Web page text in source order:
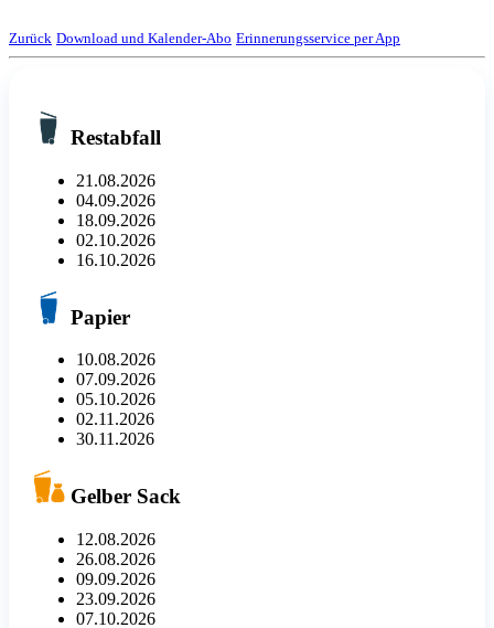
Zurück Download und Kalender-Abo Erinnerungsservice per App
Restabfall
21.08.2026
04.09.2026
18.09.2026
02.10.2026
16.10.2026
Papier
10.08.2026
07.09.2026
05.10.2026
02.11.2026
30.11.2026
Gelber Sack
12.08.2026
26.08.2026
09.09.2026
23.09.2026
07.10.2026